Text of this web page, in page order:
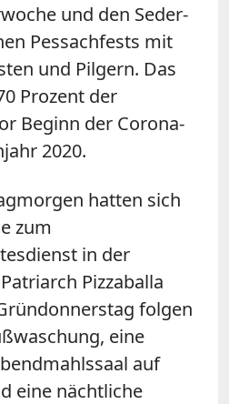
und den Seder-
Pessachfests mit
und Pilgern. Das
Prozent der
Beginn der Corona-
2020.
hatten sich
zum
in der
Pizzaballa
folgen
eine
auf
eine nächtliche